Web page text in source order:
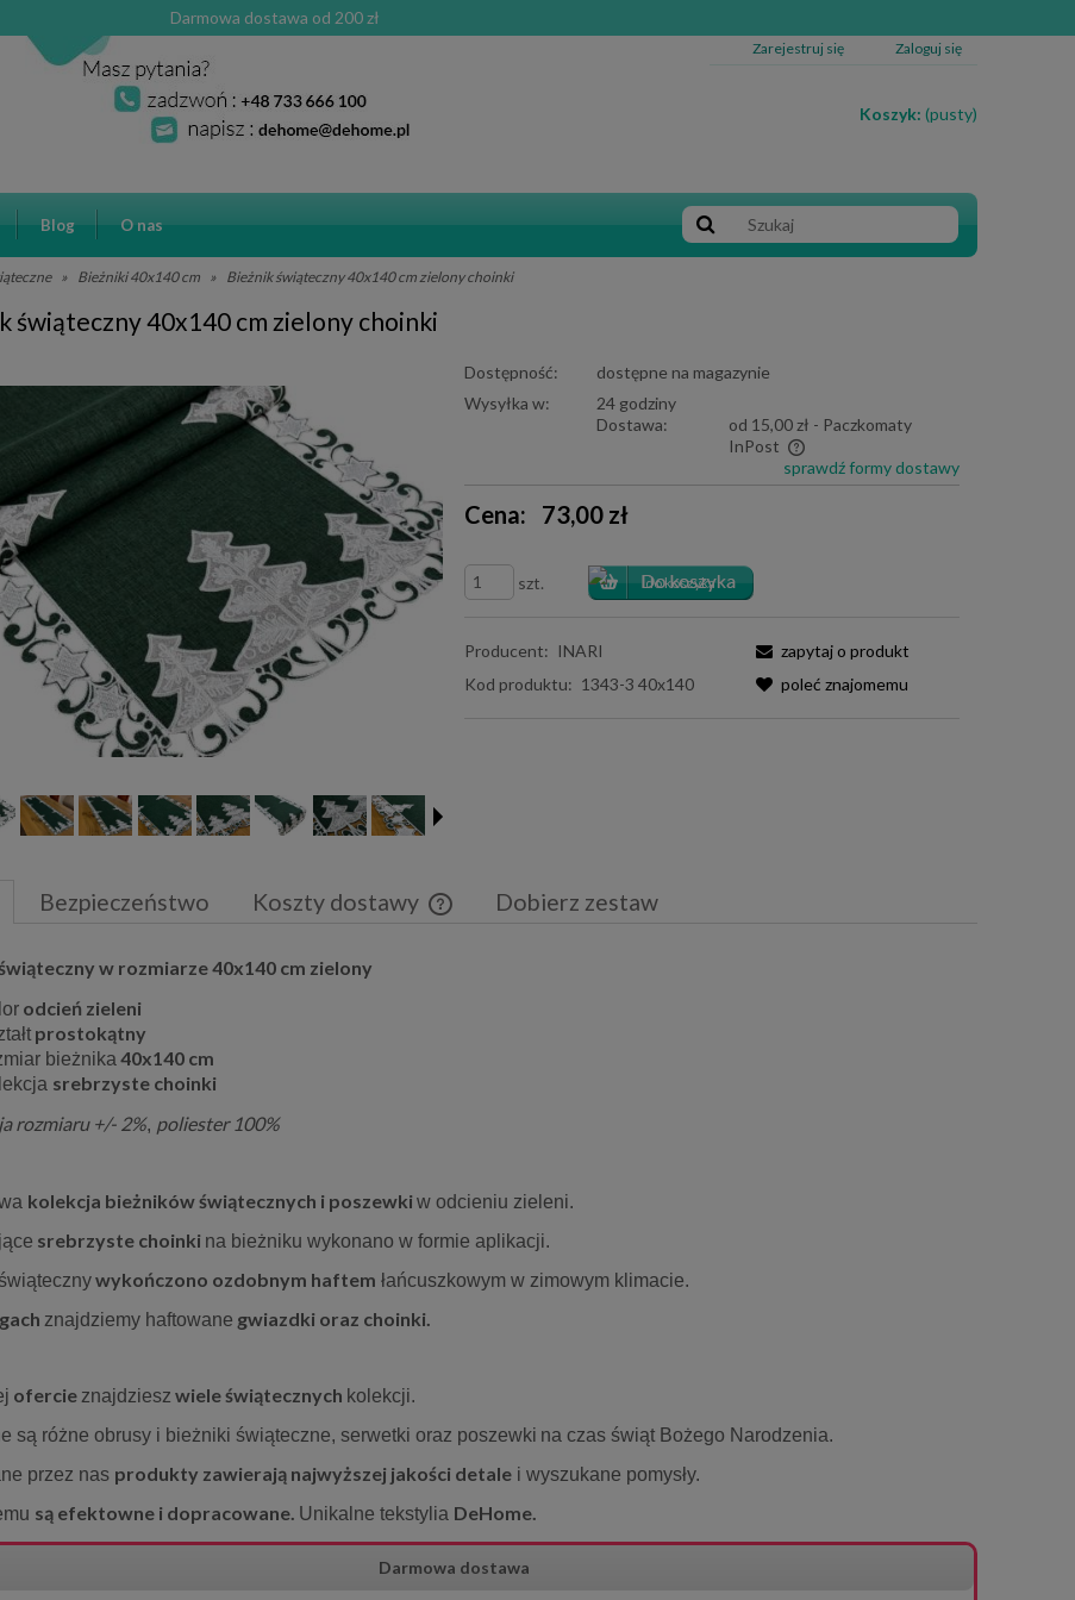
Darmowa dostawa od 200 zł
Zarejestruj się Zaloguj się
Koszyk: (pusty)
Blog O nas
» Bieżniki 40x140 cm » Bieżnik świąteczny 40x140 cm zielony choinki
świąteczny 40x140 cm zielony choinki
Dostępność:
dostępne na magazynie
Wysyłka w:
24 godziny
Dostawa:
od 15,00 zł - Paczkomaty
InPost
płatności
sprawdź formy dostawy
Cena: 73,00 zł
szt.
Producent: INARI
Kod produktu: 1343-3 40x140
zapytaj o produkt
poleć znajomemu
Bezpieczeństwo Koszty dostawy Dobierz zestaw
w rozmiarze 40x140 cm zielony
odcień zieleni
prostokątny
bieżnika 40x140 cm
srebrzyste choinki
rozmiaru +/- 2%, poliester 100%
kolekcja bieżników świątecznych i poszewki w odcieniu zieleni.
srebrzyste choinki na bieżniku wykonano w formie aplikacji.
wykończono ozdobnym haftem łańcuszkowym w zimowym klimacie.
znajdziemy haftowane gwiazdki oraz choinki.
ofercie znajdziesz wieleświątecznych kolekcji.
są różne obrusy i bieżniki świąteczne, serwetki oraz poszewki na czas świąt Bożego Narodzenia.
przez nas produkty zawierają najwyższej jakości detale i wyszukane pomysły.
są efektowne i dopracowane. Unikalne tekstylia DeHome.
Darmowa dostawa